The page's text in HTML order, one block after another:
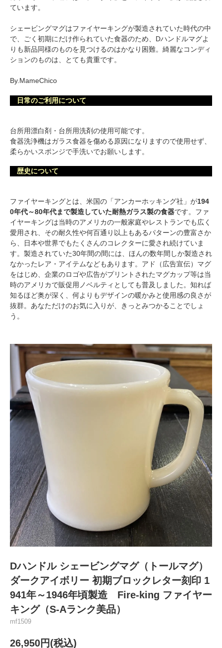
ています。
シェービングマグはファイヤーキングが製造されていた時代の中
で、ごく初期にだけ作られていた食器のため、Dハンドルマグよ
りも新品同様のものを見つけるのはかなり困難。綺麗なコンディ
ションのものは、とても貴重です。
By.MameChico
日常のご利用について
台所用漂白剤・台所用洗剤の使用可能です。
食器洗浄機はガラス食器を傷める原因になりますので使用せず、
柔らかいスポンジで手洗いでお願いします。
歴史について
ファイヤーキングとは、米国の「アンカーホッキング社」が194
0年代～80年代まで製造していた耐熱ガラス製の食器です。ファ
イヤーキングは当時のアメリカの一般家庭やレストランでも広く
愛用され、その耐久性や何百通り以上もあるパターンの豊富さか
ら、日本や世界でもたくさんのコレクターに愛され続けていま
す。製造されていた30年間の間には、ほんの数年間しか製造され
なかったレア・アイテムなどもあります。アド（広告宣伝）マグ
をはじめ、企業のロゴや広告がプリントされたマグカップ等は当
時のアメリカで販促用ノベルティとしても普及しました。知れば
知るほど奥が深く、何よりもデザインの暖かみと使用感の良さが
抜群。あなただけのお気に入りが、きっとみつかることでしょ
う。
Dハンドル シェービングマグ（トールマグ）
ダークアイボリー 初期ブロックレター刻印 1
941年～1946年頃製造 Fire-king ファイヤー
キング（S-Aランク美品）
mf1509
26,950円(税込)